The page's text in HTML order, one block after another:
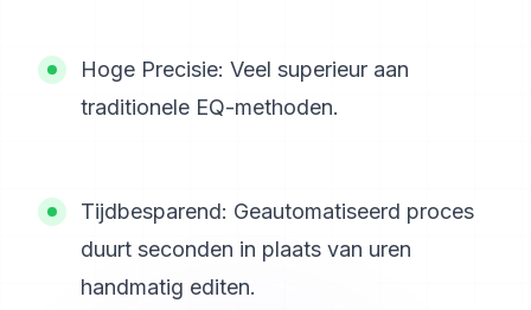
Hoge Precisie: Veel superieur aan
traditionele EQ-methoden.
Tijdbesparend: Geautomatiseerd proces
duurt seconden in plaats van uren
handmatig editen.